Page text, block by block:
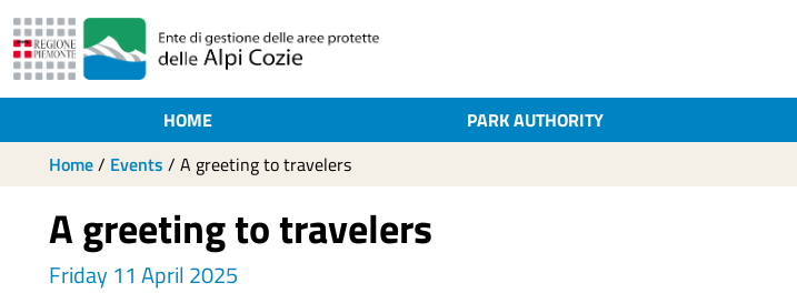
HOME PARK AUTHORITY
Home/ Events / A greeting to travelers
A greeting to travelers
Friday 11 April 2025